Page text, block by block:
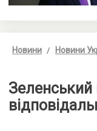
Новини Новини